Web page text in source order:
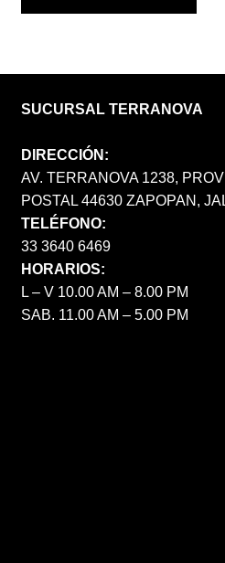
SUCURSAL TERRANOVA
DIRECCIÓN:
AV. TERRANOVA 1238,
POSTAL 44630 ZAPOPAN,
TELÉFONO:
33 3640 6469
HORARIOS:
L – V 10.00 AM – 8.00 PM
SAB. 11.00 AM – 5.00 PM